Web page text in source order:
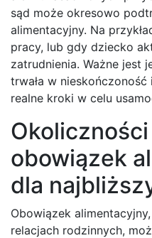
sąd może okresowo
alimentacyjny. Na
pracy, lub gdy dziecko
zatrudnienia. Ważne jest
trwała w
realne kroki w celu
obowiązek
dla
Obowiązek
relacjach rodzinnych,